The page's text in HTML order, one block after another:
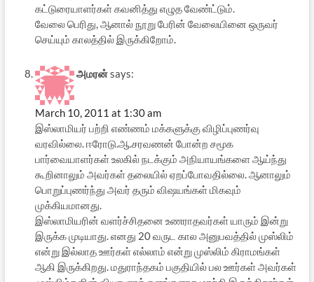
கட்டுரையாளர்கள் கவனித்து எழுத வேண்ட்டும்.
வேலை பெரிது, ஆனால் நூறு பேரின் வேலையினை ஒருவர்
செய்யும் காலத்தில் இருக்கிறோம்.
அமரன்says:
March 10, 2011 at 1:30 am
இஸ்லாமியர் பற்றி எண்ணம் மக்களுக்கு விழிப்புணர்வு
வரவில்லை. ஈரோடு.ஆ.சரவணன் போன்ற சமூக
பார்வையாளர்கள் உலகில் நடக்கும் அநியாயங்களை ஆய்ந்து
கூறினாலும் அவர்கள் தலையில் ஏறப்போவதில்லை. ஆனாலும்
பொறுப்புணர்ந்து அவர் தரும் விஷயங்கள் மிகவும்
முக்கியமானது.
இஸ்லாமியரின் வளர்ச்சிதனை உணராதவர்கள் யாரும் இன்று
இருக்க முடியாது. எனது 20 வருட கால அனுபவத்தில் முஸ்லிம்
என்று இல்லாத ஊர்கள் எல்லாம் என்று முஸ்லிம் கிராமங்கள்
ஆகி இருக்கிறது. மதுராந்தகம் பகுதியில் பல ஊர்கள் அவர்கள்